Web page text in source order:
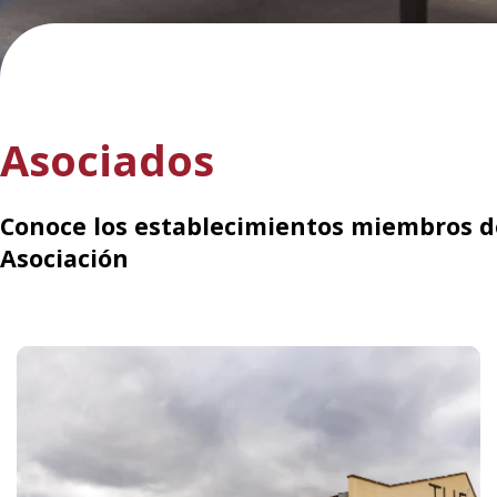
Asociados
Conoce los establecimientos miembros
Asociación